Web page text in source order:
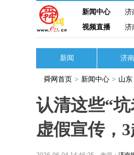
新闻中心 济
视频直播
济
新闻 济南
舜网首页 > 新闻中心 > 山东
认清这些“
虚假宣传，